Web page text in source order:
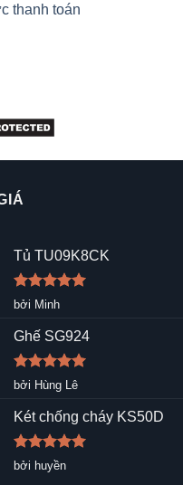
thanh toán
Tủ TU09K8CK
Được xếp
sao
bởi Minh
Ghế SG924
Được xếp
5
sao
bởi Hùng Lê
Két chống cháy KS50D
Được xếp
hạng5
bởi huyền